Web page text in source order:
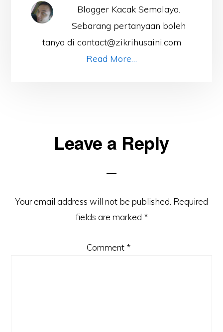
Blogger Kacak Semalaya.
Sebarang pertanyaan boleh
tanya di contact@zikrihusaini.com
Read More…
ReaderLeave a Reply
Your email address will not be published. Required
fields are marked *
Comment *